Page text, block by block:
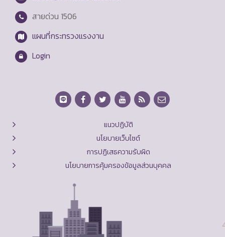
สายด่วน 1506
แผนที่กระทรวงแรงงาน
Login
แนวปฏิบัติ
นโยบายเว็บไซต์
การปฏิเสธความรับผิด
นโยบายการคุ้มครองข้อมูลส่วนบุคคล